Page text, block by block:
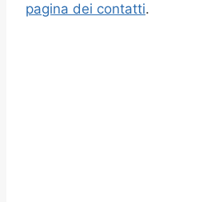
pagina dei contatti.